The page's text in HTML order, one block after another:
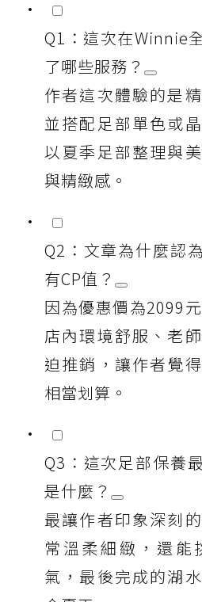
Q1：這次在Winnie
了哪些服務？
作者這次體驗的是
並搭配足部單色或
以夏季足部整理與
與精緻感。
Q2：文章為什麼認
有CP值？
因為優惠價為2099
店內環境舒服、老
迫推銷，讓作者覺
相當划算。
Q3：這次足部保養
是什麼？
最讓作者印象深刻
常溫柔細緻，還能
氣，最後完成的湖